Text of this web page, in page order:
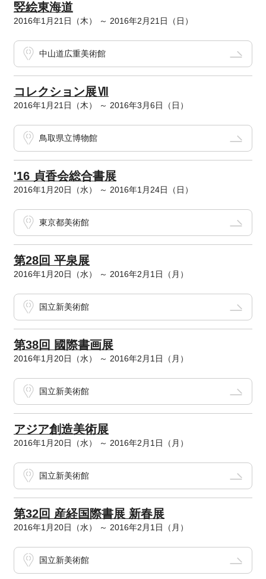
竪絵東海道
2016年1月21日（木） ～ 2016年2月21日（日）
中山道広重美術館
コレクション展Ⅶ
2016年1月21日（木） ～ 2016年3月6日（日）
鳥取県立博物館
'16 貞香会総合書展
2016年1月20日（水） ～ 2016年1月24日（日）
東京都美術館
第28回 平泉展
2016年1月20日（水） ～ 2016年2月1日（月）
国立新美術館
第38回 國際書画展
2016年1月20日（水） ～ 2016年2月1日（月）
国立新美術館
アジア創造美術展
2016年1月20日（水） ～ 2016年2月1日（月）
国立新美術館
第32回 産経国際書展 新春展
2016年1月20日（水） ～ 2016年2月1日（月）
国立新美術館